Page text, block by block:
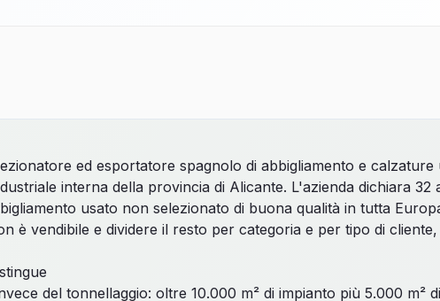
ed esportatore spagnolo di abbigliamento e calzature
interna della provincia di Alicante. L'azienda dichiara 32
usato non selezionato di buona qualità in tutta
è vendibile e dividere il resto per categoria e per tipo di
del tonnellaggio: oltre 10.000 m² di impianto più 5.000 m²